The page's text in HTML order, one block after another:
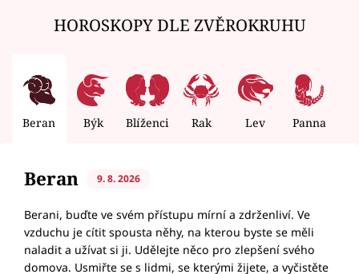
HOROSKOPY DLE ZVĚROKRUHU
Beran Býk Blíženci Rak Lev Panna
Beran 9. 8. 2026
Berani, buďte ve svém přístupu mírní a zdrženliví. Ve
vzduchu je cítit spousta něhy, na kterou byste se měli
naladit a užívat si ji. Udělejte něco pro zlepšení svého
domova. Usmiřte se s lidmi, se kterými žijete, a vyčistěte